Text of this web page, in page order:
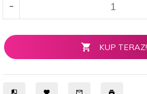
KUP TERAZ!